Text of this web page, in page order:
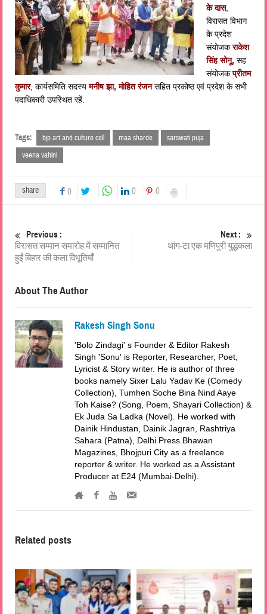
के दास,
विरासत विभाग
के प्रदेश
संयोजकराकेश
सिंह सोनू, सह
संयोजकप्रीतम
कुमार, कार्यसमिति सदस्यमनीष झा, मोहित रंजनसहित प्रकोष्ठ एवं प्रदेश के सभी
पदाधिकारी उपस्थित रहें.
Tags: bjp art and culture cell maa sharde
sarswati puja
veena vahini
share 0 0 0
Previous :
विरासत सम्मान समारोह में सम्मानित
हुईं बिहार की कला विभूतियाँ
Next :
थांग-टा एक मणिपुरी युद्धकला
About The Author
Rakesh Singh Sonu
'Bolo Zindagi' s Founder & Editor Rakesh
Singh 'Sonu' is Reporter, Researcher, Poet,
Lyricist & Story writer. He is author of three
books namely Sixer Lalu Yadav Ke (Comedy
Collection), Tumhen Soche Bina Nind Aaye
Toh Kaise? (Song, Poem, Shayari Collection) &
Ek Juda Sa Ladka (Novel). He worked with
Dainik Hindustan, Dainik Jagran, Rashtriya
Sahara (Patna), Delhi Press Bhawan
Magazines, Bhojpuri City as a freelance
reporter & writer. He worked as a Assistant
Producer at E24 (Mumbai-Delhi).
Related posts